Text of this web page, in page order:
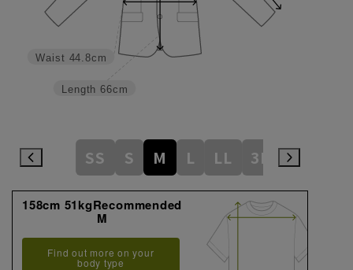
Length 66cm
Waist 44.8cm
SS S M L LL 3L
158cm 51kgRecommended
M
Find out more on your
body type